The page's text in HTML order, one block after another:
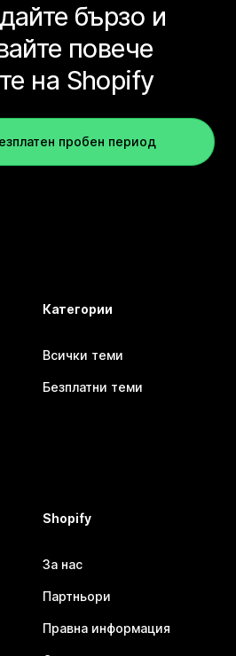
бързо и
повече
на Shopify
пробен период
Категории
Всички теми
Безплатни теми
Shopify
За нас
Партньори
Правна информация